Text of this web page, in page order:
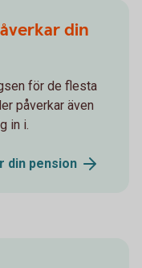
din
för de flesta
påverkar även
in i.
din pension